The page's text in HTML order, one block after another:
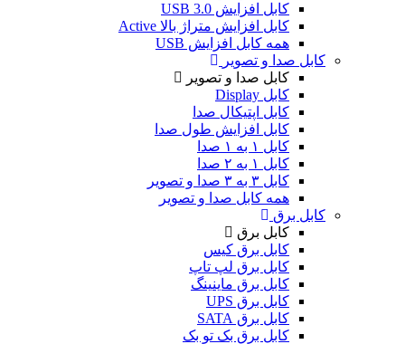
کابل افزایش USB 3.0
کابل افزایش متراژ بالا Active
همه کابل افزایش USB
کابل صدا و تصویر
کابل صدا و تصویر
کابل Display
کابل اپتیکال صدا
کابل افزایش طول صدا
کابل ۱ به ۱ صدا
کابل ۱ به ۲ صدا
کابل ۳ به ۳ صدا و تصویر
همه کابل صدا و تصویر
کابل برق
کابل برق
کابل برق کیس
کابل برق لپ تاپ
کابل برق ماینینگ
کابل برق UPS
کابل برق SATA
کابل برق بک تو بک